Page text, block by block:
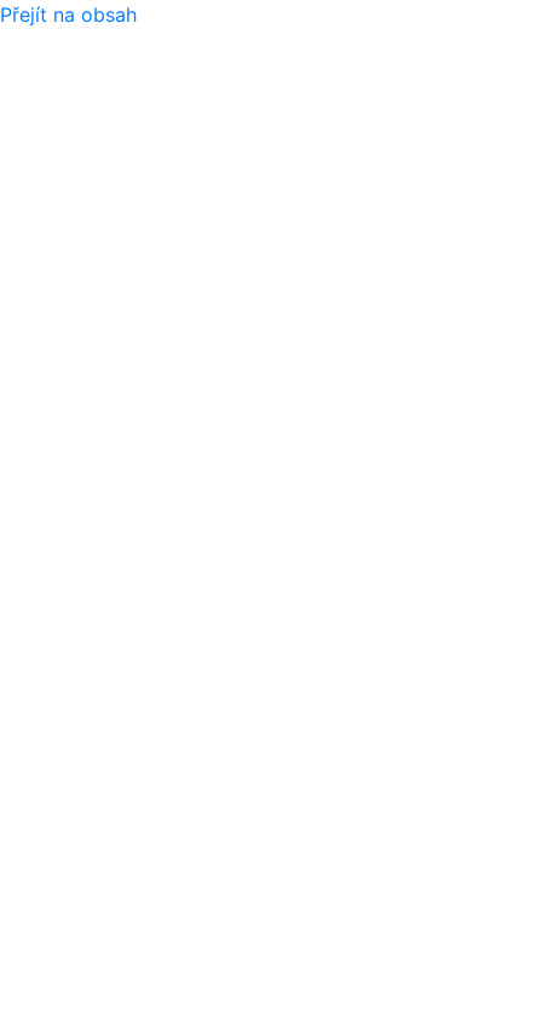
Přejít na obsah